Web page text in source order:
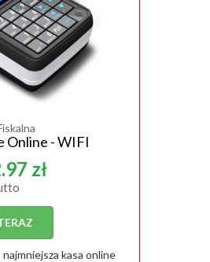
Online - WIFI
zł
kasa online